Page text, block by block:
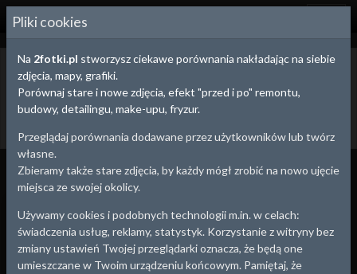
2FOTKI.PL
Poznań,Wielkopolskie- porównania zdjęć i stare
zdjęcia
Utwórz porównanie Dodaj stare zdjęcie
Powrót
Wszystko Porównania Zdjęcia
Pliki cookies
Na 2fotki.pl stworzysz ciekawe porównania nakładając na siebie
zdjęcia, mapy, grafiki.
Porównaj stare i nowe zdjęcia, efekt "przed i po" remontu,
budowy, detailingu, make-upu, fryzur.
Przeglądaj porównania dodawane przez użytkowników lub twórz
własne.
Zbieramy także stare zdjęcia, by każdy mógł zrobić na nowo ujęcie
miejsca ze swojej okolicy.
Używamy cookies i podobnych technologii m.in. w celach:
świadczenia usług, reklamy, statystyk. Korzystanie z witryny bez
zmiany ustawień Twojej przeglądarki oznacza, że będą one
umieszczane w Twoim urządzeniu końcowym. Pamiętaj, że